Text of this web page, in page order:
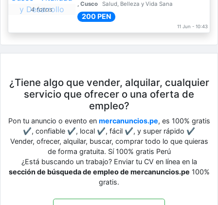
4 fotos
, Cusco
Salud, Belleza y Vida Sana
200 PEN
11 Jun - 10:43
¿Tiene algo que vender, alquilar, cualquier
servicio que ofrecer o una oferta de
empleo?
Pon tu anuncio o evento en mercanuncios.pe, es 100% gratis
✔, confiable ✔, local ✔, fácil ✔, y super rápido ✔
Vender, ofrecer, alquilar, buscar, comprar todo lo que quieras
de forma gratuita. Sí 100% gratis Perú
¿Está buscando un trabajo? Enviar tu CV en línea en la
sección de búsqueda de empleo de mercanuncios.pe 100%
gratis.